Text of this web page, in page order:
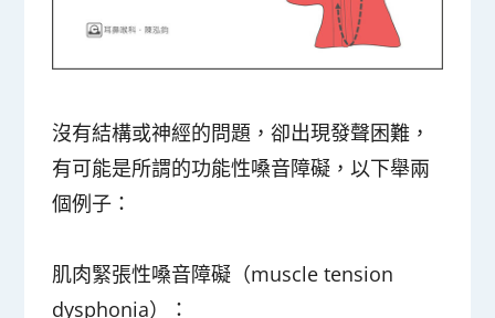
沒有結構或神經的問題，卻出現發聲困難，
有可能是所謂的功能性嗓音障礙，以下舉兩
個例子：
肌肉緊張性嗓音障礙（muscle tension
dysphonia）：